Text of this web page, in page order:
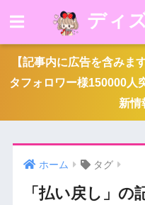
ディ
【記事内に広告を含みま
タフォロワー様150000人
新情
ホーム タグ
「払い戻し」の